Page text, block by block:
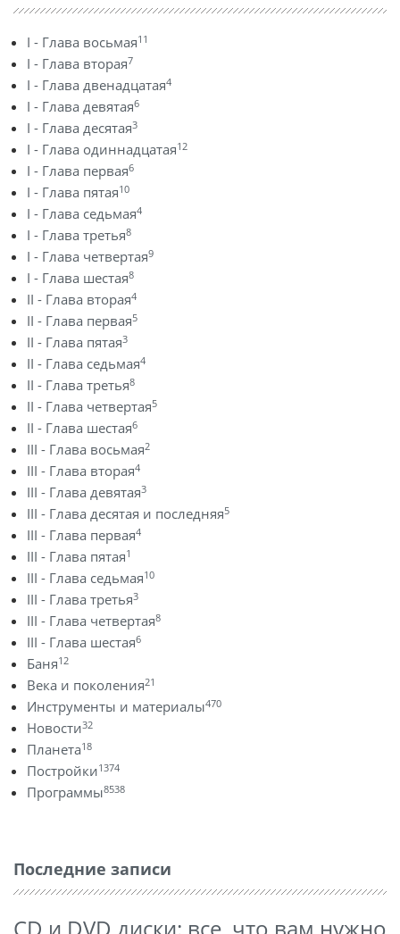
I - Глава восьмая11
I - Глава вторая7
I - Глава двенадцатая4
I - Глава девятая6
I - Глава десятая3
I - Глава одиннадцатая12
I - Глава первая6
I - Глава пятая10
I - Глава седьмая4
I - Глава третья8
I - Глава четвертая9
I - Глава шестая8
II - Глава вторая4
II - Глава первая5
II - Глава пятая3
II - Глава седьмая4
II - Глава третья8
II - Глава четвертая5
II - Глава шестая6
III - Глава восьмая2
III - Глава вторая4
III - Глава девятая3
III - Глава десятая и последняя5
III - Глава первая4
III - Глава пятая1
III - Глава седьмая10
III - Глава третья3
III - Глава четвертая8
III - Глава шестая6
Баня12
Века и поколения21
Инструменты и материалы470
Новости32
Планета18
Постройки1374
Программы8538
Последние записи